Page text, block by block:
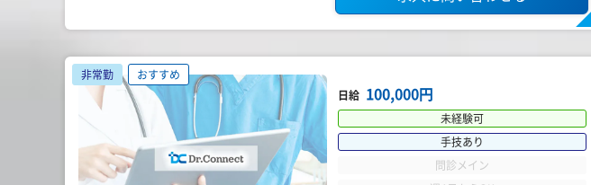
非常勤
おすすめ
日給 100,000円
未経験可
手技あり
問診メイン